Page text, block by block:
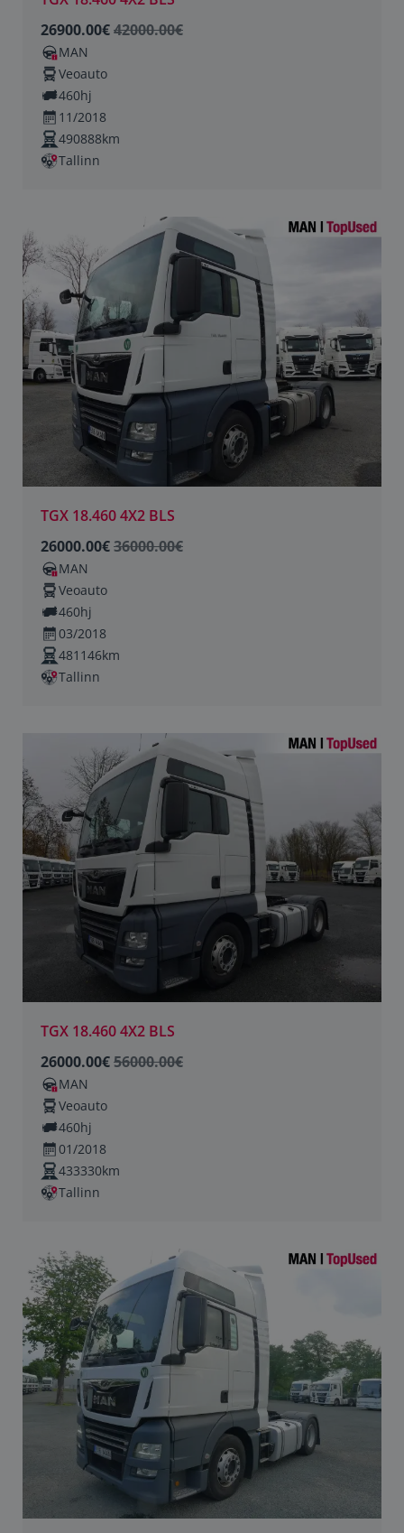
26900.00€42000.00€
MAN
Veoauto
460hj
11/2018
490888km
Tallinn
TGX 18.460 4X2 BLS
26000.00€36000.00€
MAN
Veoauto
460hj
03/2018
481146km
Tallinn
TGX 18.460 4X2 BLS
26000.00€56000.00€
MAN
Veoauto
460hj
01/2018
433330km
Tallinn